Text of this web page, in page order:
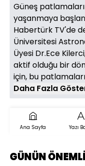
Güneş
yaşanmaya
Habertürk TV'de
Üniversitesi
Üyesi Dr.Ece
aktif olduğu bir
için, bu
Daha Fazla
Ana Sayfa Yazı
GÜNÜN